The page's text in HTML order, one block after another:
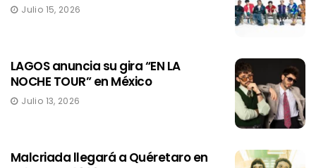
Julio 15, 2026
LAGOS anuncia su gira “EN LA
NOCHE TOUR” en México
Julio 13, 2026
Malcriada llegará a Quéretaro en